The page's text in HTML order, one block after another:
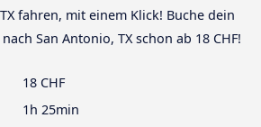
fahren, mit einem Klick! Buche dein
San Antonio, TX schon ab 18 CHF!
18 CHF
1h 25min